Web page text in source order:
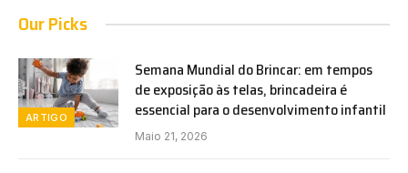
Our Picks
ARTIGO
Semana Mundial do Brincar: em tempos
de exposição às telas, brincadeira é
essencial para o desenvolvimento infantil
Maio 21, 2026